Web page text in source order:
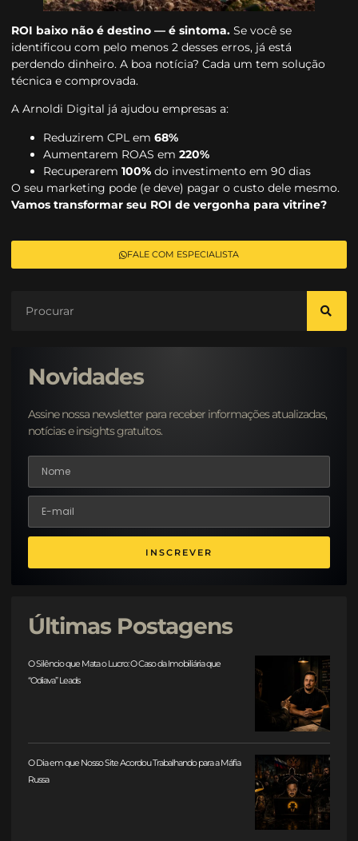
ROI baixo não é destino — é sintoma. Se você se
identificou com pelo menos 2 desses erros, já está
perdendo dinheiro. A boa notícia? Cada um tem solução
técnica e comprovada.
A Arnoldi Digital já ajudou empresas a:
Reduzirem CPL em 68%
Aumentarem ROAS em 220%
Recuperarem 100% do investimento em 90 dias
O seu marketing pode (e deve) pagar o custo dele mesmo.
Vamos transformar seu ROI de vergonha para vitrine?
FALE COM ESPECIALISTA
Novidades
Assine nossa newsletter para receber informações atualizadas,
notícias e insights gratuitos.
INSCREVER
Últimas Postagens
O Silêncio que Mata o Lucro: O Caso da Imobiliária que
“Odiava” Leads
O Dia em que Nosso Site Acordou Trabalhando para a Máfia
Russa